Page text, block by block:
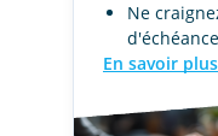
Ne
En savoir